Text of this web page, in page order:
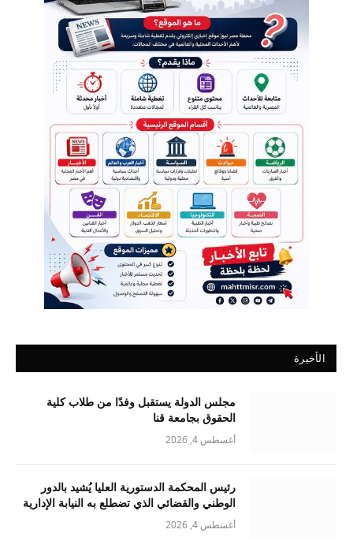
الأخيرة
مجلس الدولة يستقبل وفدًا من طلاب كلية
الحقوق بجامعة قنا
أغسطس 4, 2026
رئيس المحكمة الدستورية العليا يُشيد بالدور
الوطني والقضائي الذي تضطلع به النيابة الإدارية
أغسطس 4, 2026